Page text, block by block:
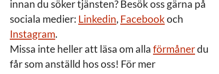
innan du söker tjänsten? Besök oss gärna på
sociala medier: Linkedin, Facebookoch
Instagram.
Missa inte heller att läsa om alla förmånerdu
får som anställd hos oss! För mer